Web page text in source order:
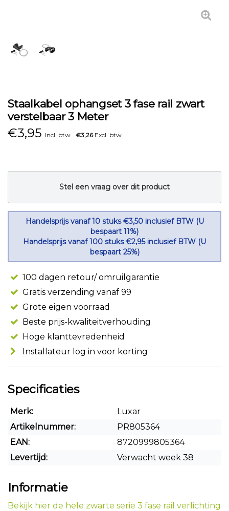
Staalkabel ophangset 3 fase rail zwart
verstelbaar 3 Meter
€3,95 Incl. btw €3,26Excl. btw
Stel een vraag over dit product
Handelsprijs vanaf 10 stuks €3,50 inclusief BTW (U
bespaart 11%)
Handelsprijs vanaf 100 stuks €2,95 inclusief BTW (U
bespaart 25%)
100 dagen retour/ omruilgarantie
Gratis verzending vanaf 99
Grote eigen voorraad
Beste prijs-kwaliteitverhouding
Hoge klanttevredenheid
Installateur log in voor korting
Specificaties
Merk:
Luxar
Artikelnummer:
PR805364
EAN:
8720999805364
Levertijd:
Verwacht week 38
Informatie
Bekijk hier de hele zwarte serie 3 fase rail verlichting